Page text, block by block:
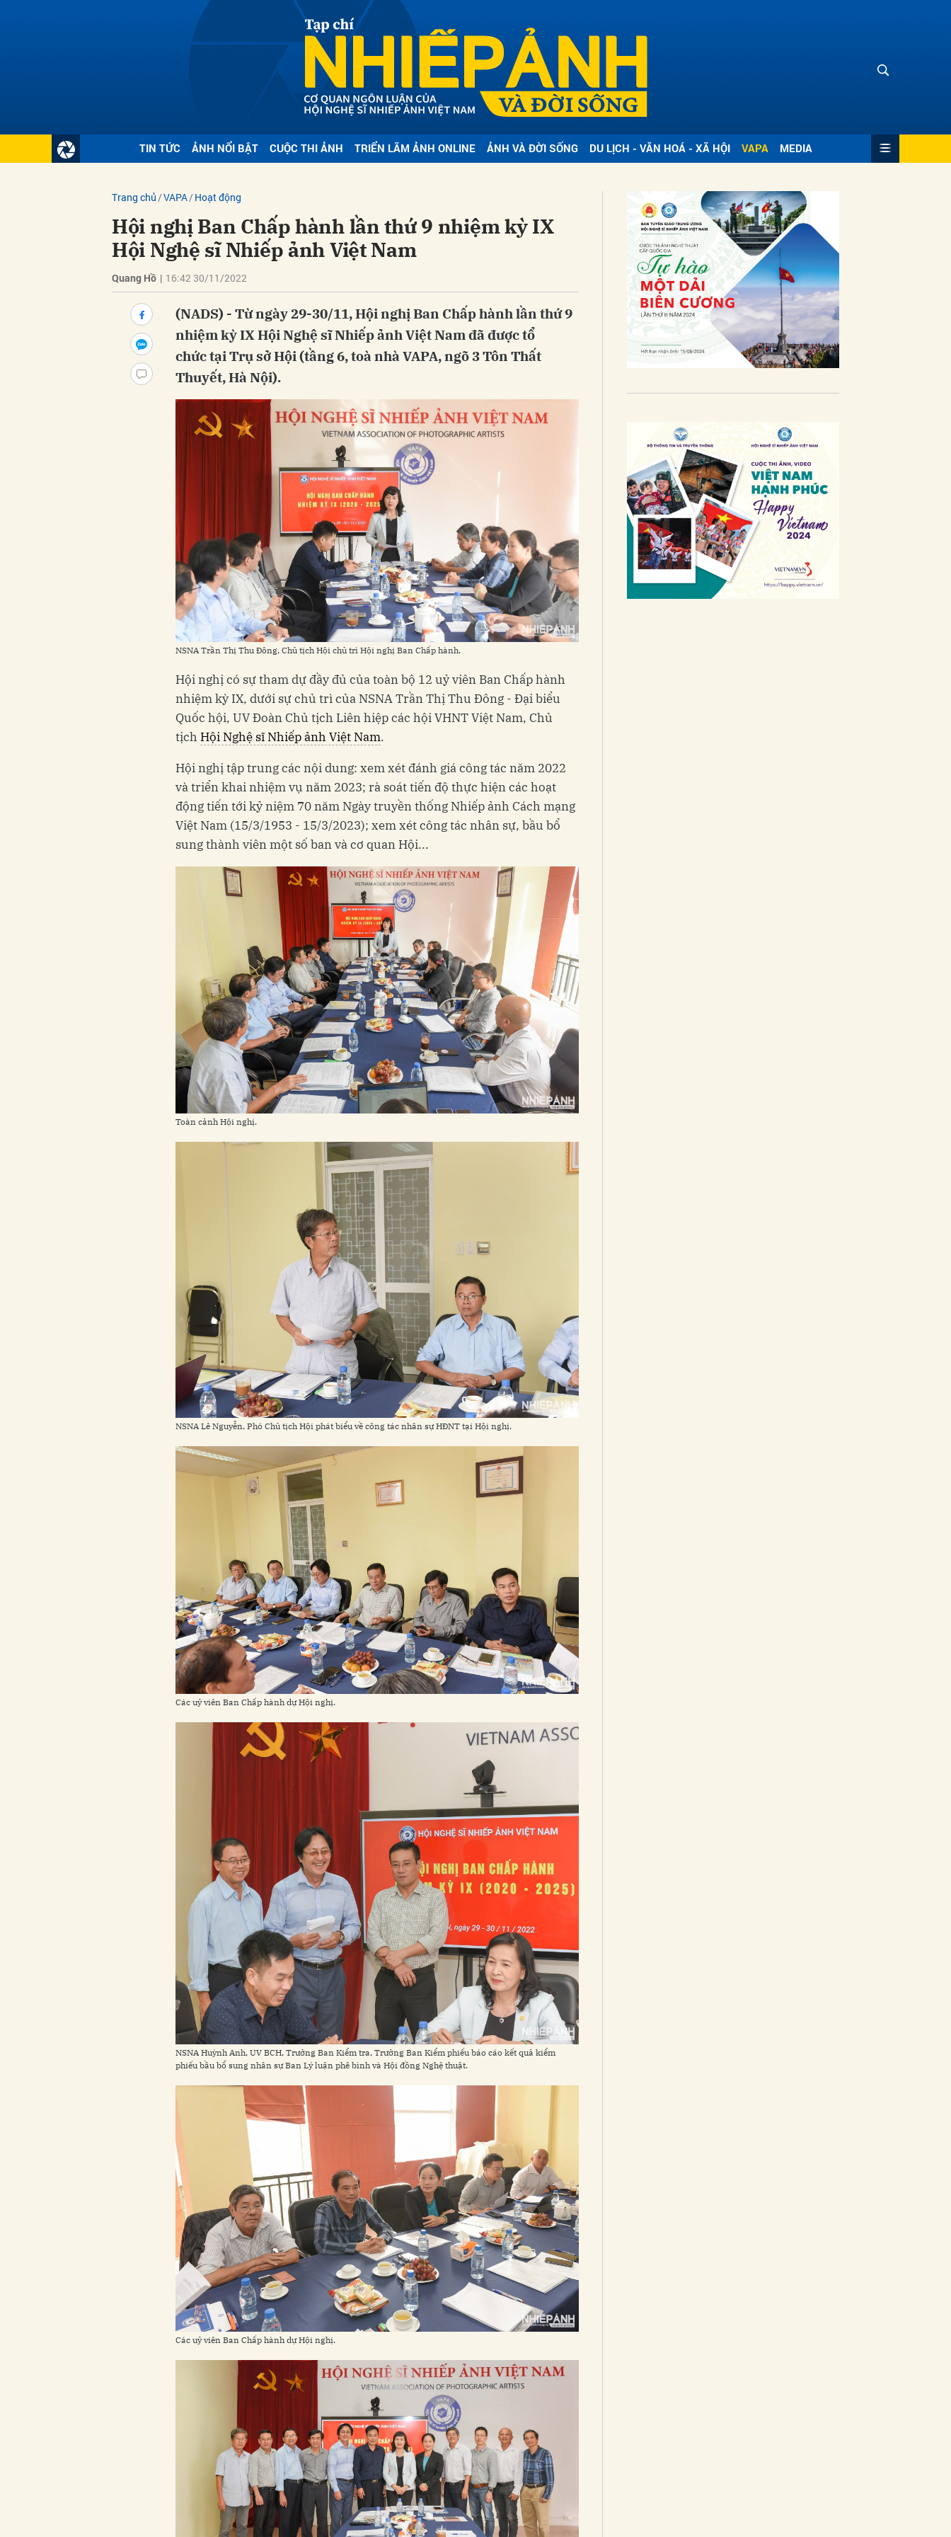
TIN TỨC ẢNH NỔI BẬT CUỘC THI ẢNH TRIỂN LÃM ẢNH ONLINE ẢNH VÀ ĐỜI SỐNG DU LỊCH - VĂN HOÁ - XÃ HỘI VAPA MEDIA
Trang chủ VAPA Hoạt động
Hội nghị Ban Chấp hành lần thứ 9 nhiệm kỳ IX
Hội Nghệ sĩ Nhiếp ảnh Việt Nam
Quang Hồ | 16:42 30/11/2022
(NADS) - Từ ngày 29-30/11, Hội nghị Ban Chấp hành lần thứ 9
nhiệm kỳ IX Hội Nghệ sĩ Nhiếp ảnh Việt Nam đã được tổ
chức tại Trụ sở Hội (tầng 6, toà nhà VAPA, ngõ 3 Tôn Thất
Thuyết, Hà Nội).
NSNA Trần Thị Thu Đông, Chủ tịch Hội chủ trì Hội nghị Ban Chấp hành.
Hội nghị có sự tham dự đầy đủ của toàn bộ 12 uỷ viên Ban Chấp hành
nhiệm kỳ IX, dưới sự chủ trì của NSNA Trần Thị Thu Đông - Đại biểu
Quốc hội, UV Đoàn Chủ tịch Liên hiệp các hội VHNT Việt Nam, Chủ
tịch Hội Nghệ sĩ Nhiếp ảnh Việt Nam.
Hội nghị tập trung các nội dung: xem xét đánh giá công tác năm 2022
và triển khai nhiệm vụ năm 2023; rà soát tiến độ thực hiện các hoạt
động tiến tới kỷ niệm 70 năm Ngày truyền thống Nhiếp ảnh Cách mạng
Việt Nam (15/3/1953 - 15/3/2023); xem xét công tác nhân sự, bầu bổ
sung thành viên một số ban và cơ quan Hội...
Toàn cảnh Hội nghị.
NSNA Lê Nguyễn, Phó Chủ tịch Hội phát biểu về công tác nhân sự HĐNT tại Hội nghị.
Các uỷ viên Ban Chấp hành dự Hội nghị.
NSNA Huỳnh Anh, UV BCH, Trưởng Ban Kiểm tra, Trưởng Ban Kiểm phiếu báo cáo kết quả kiểm
phiếu bầu bổ sung nhân sự Ban Lý luận phê bình và Hội đồng Nghệ thuật.
Các uỷ viên Ban Chấp hành dự Hội nghị.
Gửi bình luận
Gửi